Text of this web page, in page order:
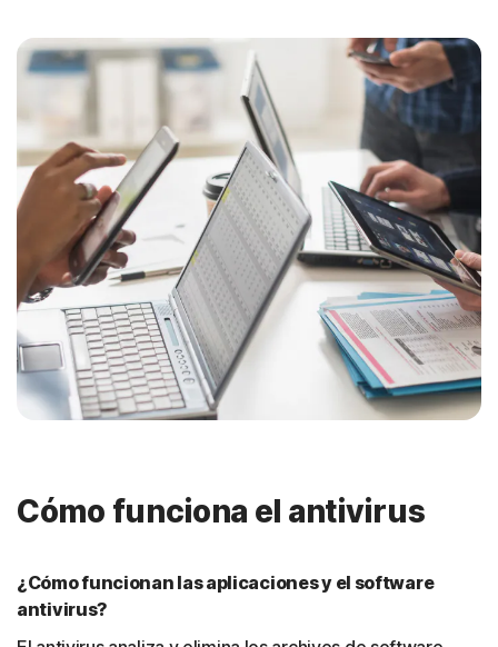
Cómo funciona el antivirus
¿Cómo funcionan las aplicaciones y el software
antivirus?